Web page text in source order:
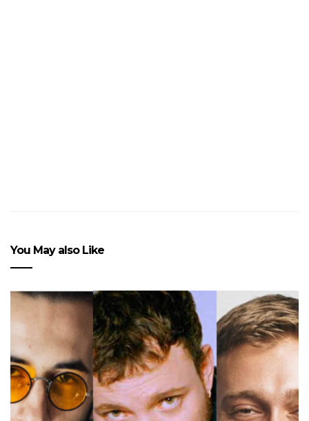
You May also Like